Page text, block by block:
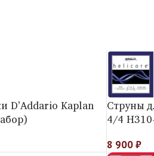
D’Addario Kaplan
Струны
4/4
8 900₽